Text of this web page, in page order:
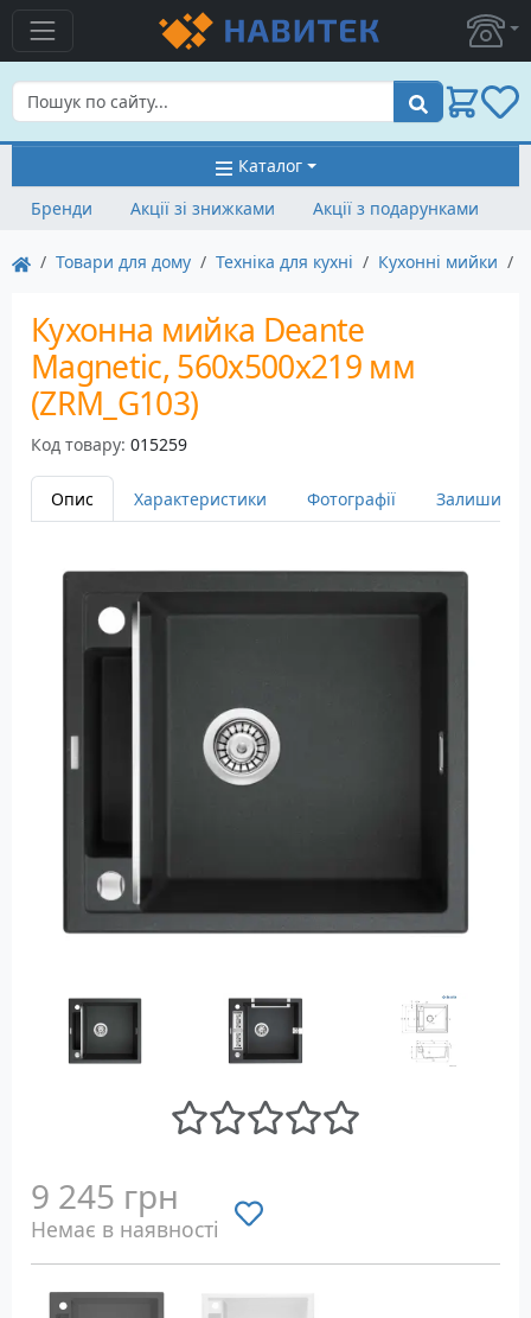
Пошук
Каталог
Бренди
Акції зі знижками Акції з подарунками
Товари для дому Техніка для кухні Кухонні мийки
Кухонна мийка Deante
Magnetic, 560х500х219 мм
(ZRM_G103)
Код товару: 015259
Опис Характеристики Фотографії Залишити
9 245 грн
Немає в наявності